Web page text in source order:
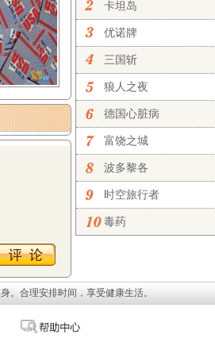
卡坦岛
优诺牌
三国斩
狼人之夜
德国心脏病
富饶之城
波多黎各
时空旅行者
毒药
。合理安排时间，享受健康生活。